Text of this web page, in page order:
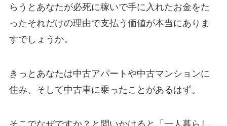
らうとあなたが必死に稼いで手に入れたお金をた
ったそれだけの理由で支払う価値が本当にありま
すでしょうか。
きっとあなたは中古アパートや中古マンションに
住み、そして中古車に乗ったことがあるはず。
そこでなぜですか？と問いかけると「一人暮らし